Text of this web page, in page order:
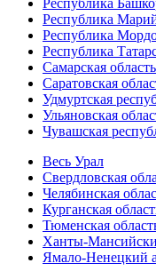
Республика
Республика
Республика
Республика
Самарская область
Саратовская
Удмуртская
Ульяновская
Чувашская
Весь Урал
Свердловская
Челябинская
Курганская
Тюменская
Ханты-
Ямало-Ненецкий